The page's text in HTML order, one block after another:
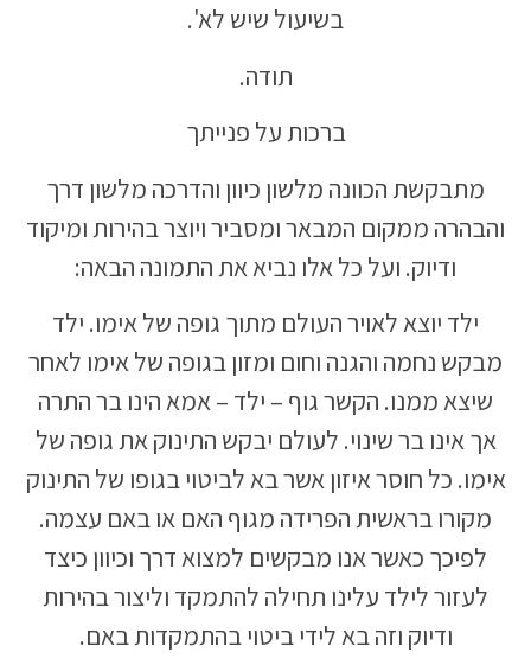
בשיעול שיש לא'.
תודה.
ברכות על פנייתך
מתבקשת הכוונה מלשון כיוון והדרכה מלשון דרך
והבהרה ממקום המבאר ומסביר ויוצר בהירות ומיקוד
ודיוק. ועל כל אלו נביא את התמונה הבאה:
ילד יוצא לאויר העולם מתוך גופה של אימו. ילד
מבקש נחמה והגנה וחום ומזון בגופה של אימו לאחר
שיצא ממנו. הקשר גוף – ילד – אמא הינו בר התרה
אך אינו בר שינוי. לעולם יבקש התינוק את גופה של
אימו. כל חוסר איזון אשר בא לביטוי בגופו של התינוק
מקורו בראשית הפרידה מגוף האם או באם עצמה.
לפיכך כאשר אנו מבקשים למצוא דרך וכיוון כיצד
לעזור לילד עלינו תחילה להתמקד וליצור בהירות
ודיוק וזה בא לידי ביטוי בהתמקדות באם.